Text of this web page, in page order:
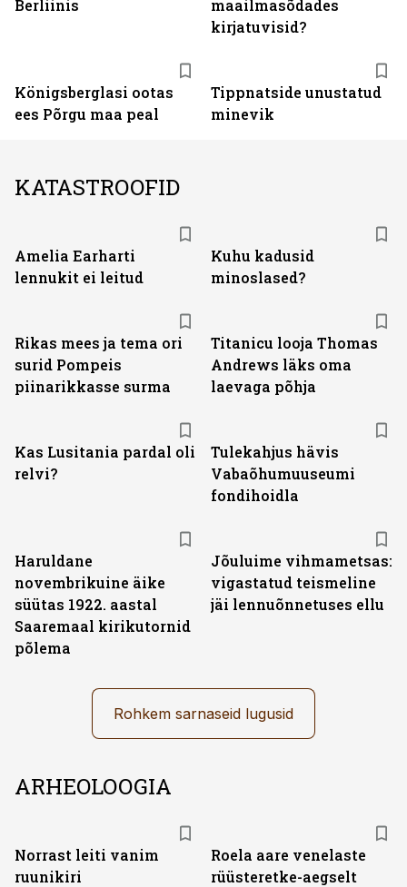
Berliinis
maailmasõdades
kirjatuvisid?
Königsberglasi ootas
ees Põrgu maa peal
Tippnatside unustatud
minevik
KATASTROOFID
Amelia Earharti
lennukit ei leitud
Kuhu kadusid
minoslased?
Rikas mees ja tema ori
surid Pompeis
piinarikkasse surma
Titanicu looja Thomas
Andrews läks oma
laevaga põhja
Kas Lusitania pardal oli
relvi?
Tulekahjus hävis
Vabaõhumuuseumi
fondihoidla
Haruldane
novembrikuine äike
süütas 1922. aastal
Saaremaal kirikutornid
põlema
Jõuluime vihmametsas:
vigastatud teismeline
jäi lennuõnnetuses ellu
Rohkem sarnaseid lugusid
ARHEOLOOGIA
Norrast leiti vanim
ruunikiri
Roela aare venelaste
rüüsteretke-aegselt